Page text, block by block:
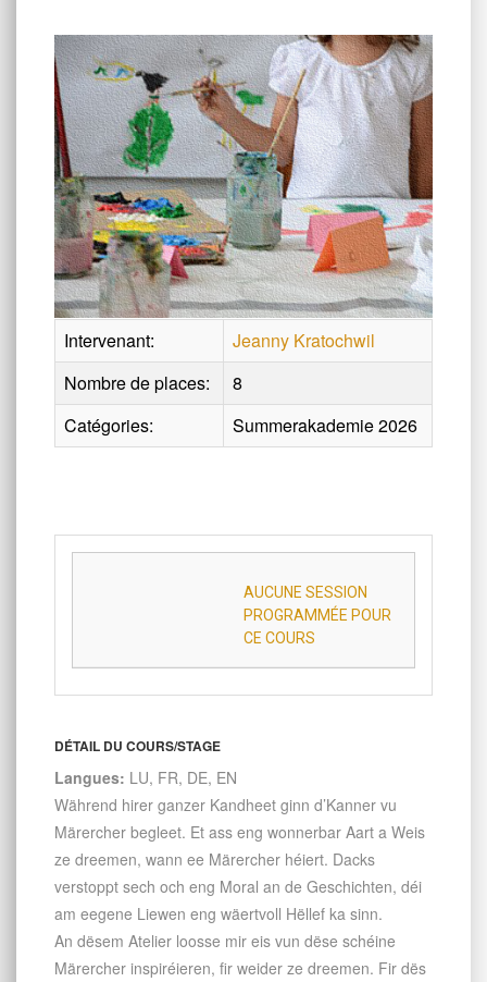
Intervenant:
Jeanny Kratochwil
Nombre de places:
8
Catégories:
Summerakademie 2026
AUCUNE SESSION
PROGRAMMÉE POUR
CE COURS
DÉTAIL DU COURS/STAGE
Langues: LU, FR, DE, EN
Während hirer ganzer Kandheet ginn d’Kanner vu
Märercher begleet. Et ass eng wonnerbar Aart a Weis
ze dreemen, wann ee Märercher héiert. Dacks
verstoppt sech och eng Moral an de Geschichten, déi
am eegene Liewen eng wäertvoll Hëllef ka sinn.
An dësem Atelier loosse mir eis vun dëse schéine
Märercher inspiréieren, fir weider ze dreemen. Fir dës